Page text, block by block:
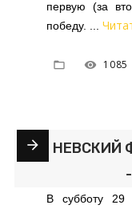
первую (за
победу.
1085
НЕВСКИЙ
В субботу 29